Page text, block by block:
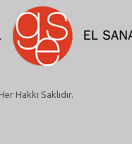
Hakkı Saklıdır.